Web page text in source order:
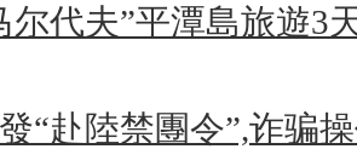
尔代夫”平潭島旅遊3
“赴陸禁團令”,诈骗